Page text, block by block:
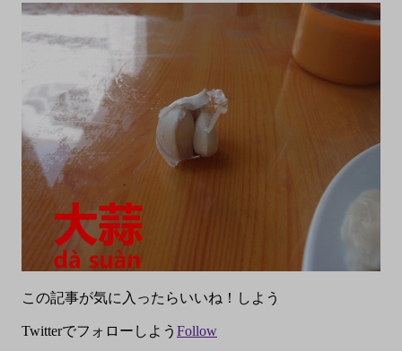
この記事が気に入ったらいいね！しよう
Twitterでフォローしよう Follow